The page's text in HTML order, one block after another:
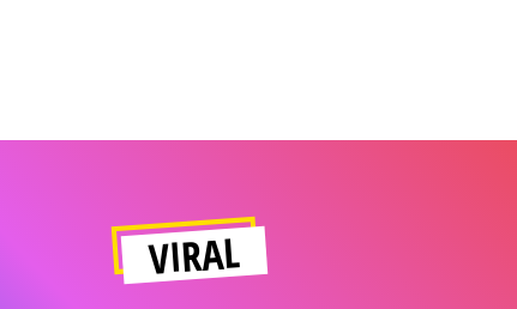
VIRAL